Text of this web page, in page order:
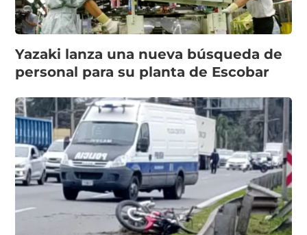
Yazaki lanza una nueva búsqueda de
personal para su planta de Escobar